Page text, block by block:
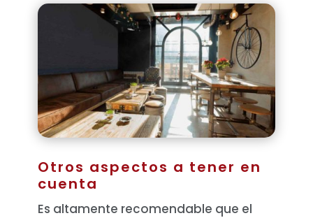
Otros aspectos a tener en
cuenta
Es altamente recomendable que el